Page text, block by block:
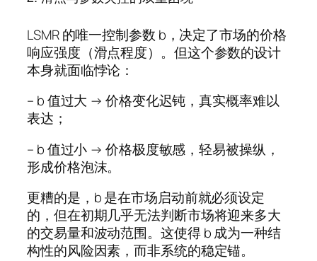
LSMR 的唯一控制参数 b，决定了市场的价格
响应强度（滑点程度）。但这个参数的设计
本身就面临悖论：
– b 值过大 → 价格变化迟钝，真实概率难以
表达；
– b 值过小 → 价格极度敏感，轻易被操纵，
形成价格泡沫。
更糟的是，b 是在市场启动前就必须设定
的，但在初期几乎无法判断市场将迎来多大
的交易量和波动范围。这使得 b 成为一种结
构性的风险因素，而非系统的稳定锚。